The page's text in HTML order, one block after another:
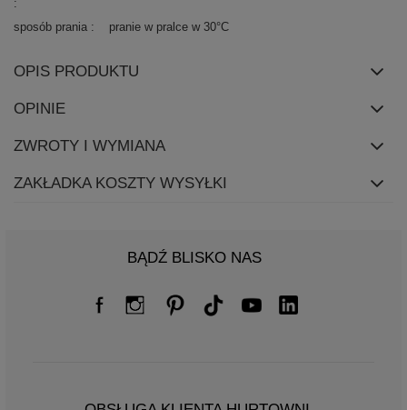
sposób prania pranie w pralce w 30°C
OPIS PRODUKTU
OPINIE
ZWROTY I WYMIANA
ZAKŁADKA KOSZTY WYSYŁKI
BĄDŹ BLISKO NAS